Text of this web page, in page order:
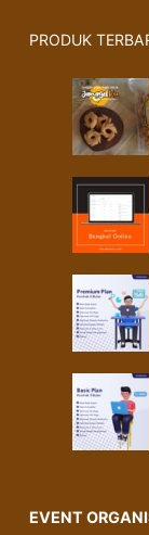
PRODUK
EVENT